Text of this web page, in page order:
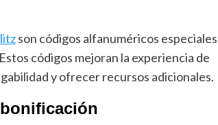
son códigos alfanuméricos especiales
códigos mejoran la experiencia de
y ofrecer recursos adicionales.